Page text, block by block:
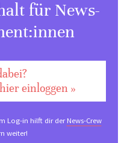
für News-
einloggen »
Log-in hilft dir derNews-Crew
weiter!